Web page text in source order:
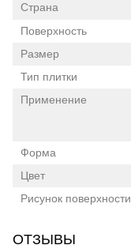
Страна
Поверхность
Размер
Тип плитки
Применение
Форма
Цвет
Рисунок поверхности
ОТЗЫВЫ